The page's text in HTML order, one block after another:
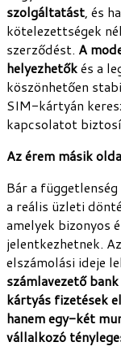
szolgáltatást, és
kötelezettségek
szerződést. A
helyezhetőkés a
köszönhetően
SIM-kártyán
kapcsolatot
Az érem másik
Bár a
a reális üzleti
amelyek bizonyos
jelentkezhetnek.
elszámolási ideje
számlavezető
kártyás fizetések
hanem egy-két
vállalkozó